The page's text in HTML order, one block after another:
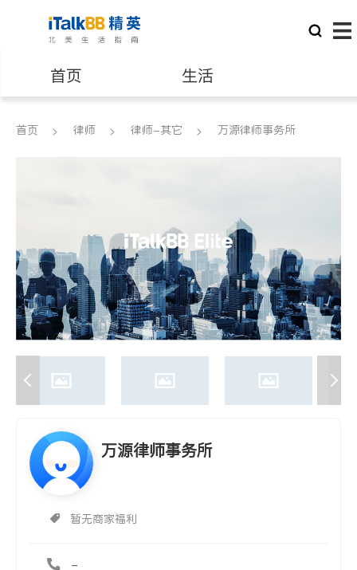
首页 生活
医生 律师
养老 非盈利组织
首页 律师 律师-其它 万源律师事务所
万源律师事务所
暂无商家福利
-